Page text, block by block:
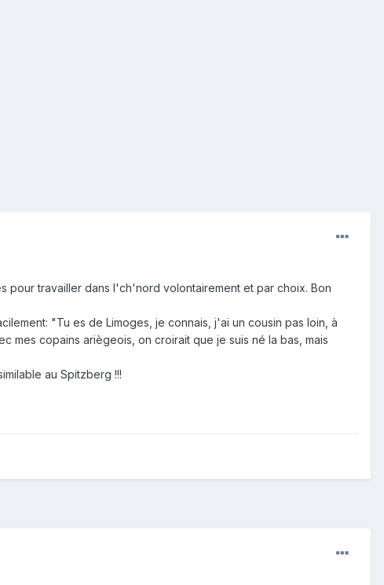
travailler dans l'ch'nord volontairement et par choix. Bon
"Tu es de Limoges, je connais, j'ai un cousin pas loin, à
mes copains ariègeois, on croirait que je suis né la bas, mais
au Spitzberg !!!